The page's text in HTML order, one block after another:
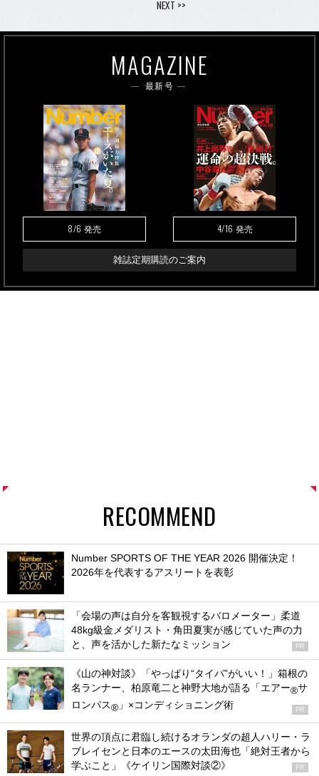
NEXT >>
MAGAZINE
最新号
8/6 発売 4/16 発売
雑誌定期購読のご案内
RECOMMEND
Number SPORTS OF THE YEAR 2026 開催決定！
2026年を代表するアスリートを表彰
「会場の声は自分を客観視するバロメーター」柔道
48kg級金メダリスト・角田夏実が感じていた声の力
と、声を活かした新たなミッション
PR
《山の神対談》「やっぱり“タイパ”がいい！」箱根の
名ランナー、柏原竜二と神野大地が語る「エアー®サ
ロンパス® 」×コンディショニング術 PR
世界の頂点に君臨し続けるオランダの超人ハリー・ラ
ブレイセンと日本のエースの太田海也「絶対王者から
学ぶこと」《ケイリン国際対談②》
PR